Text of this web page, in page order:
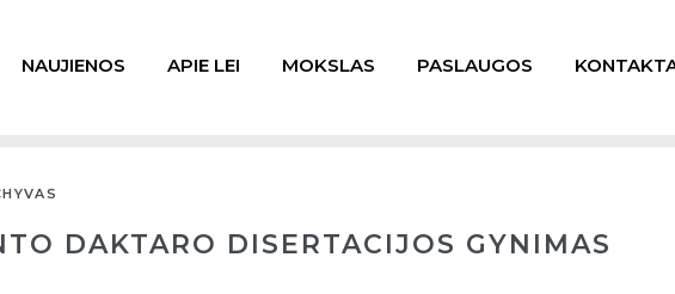
NAUJIENOS APIE LEI MOKSLAS PASLAUGOS
DAKTARO DISERTACIJOS GYNIMAS